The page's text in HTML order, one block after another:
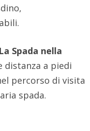
Spada nella
distanza a piedi
percorso di visita
spada.